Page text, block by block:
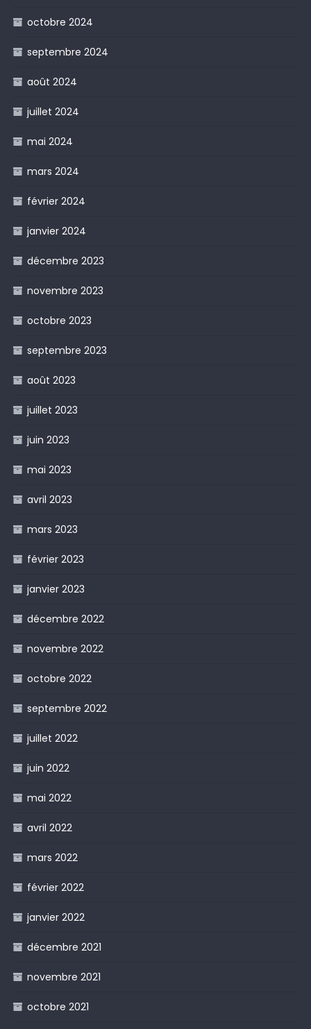
octobre 2024
septembre 2024
août 2024
juillet 2024
mai 2024
mars 2024
février 2024
janvier 2024
décembre 2023
novembre 2023
octobre 2023
septembre 2023
août 2023
juillet 2023
juin 2023
mai 2023
avril 2023
mars 2023
février 2023
janvier 2023
décembre 2022
novembre 2022
octobre 2022
septembre 2022
juillet 2022
juin 2022
mai 2022
avril 2022
mars 2022
février 2022
janvier 2022
décembre 2021
novembre 2021
octobre 2021